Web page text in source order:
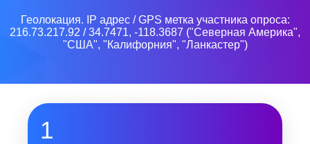
Геолокация. IP адрес / GPS метка участника опроса:
216.73.217.92 / 34.7471, -118.3687 ("Северная Америка",
"США", "Калифорния", "Ланкастер")
1